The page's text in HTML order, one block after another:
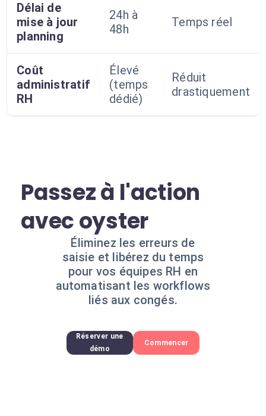
Délai de
mise à jour
planning
24h à
48h
Temps réel
Coût
administratif
RH
Élevé
(temps
dédié)
Réduit
drastiquement
Passez à l'action
avec oyster
Éliminez les erreurs de
saisie et libérez du temps
pour vos équipes RH en
automatisant les workflows
liés aux congés.
Réserver une
démo
Commencer